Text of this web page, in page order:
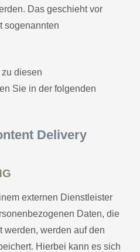
Das geschieht vor
sogenannten
diesen
Sie in der folgenden
Delivery
externen Dienstleister
Daten, die
werden, werden auf den
Hierbei kann es sich